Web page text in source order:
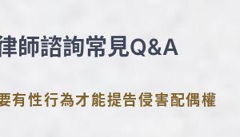
師諮詢常見Q&A
有性行為才能提告侵害配偶權